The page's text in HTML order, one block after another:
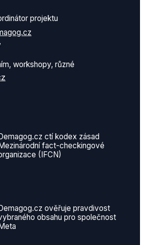
projektu
workshopy, různé
ctí kodex zásad
fact-checkingové
(IFCN)
ověřuje pravdivost
obsahu pro společnost